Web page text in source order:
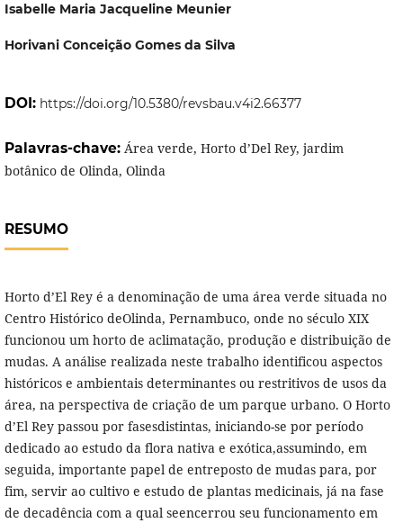
Isabelle Maria Jacqueline Meunier
Horivani Conceição Gomes da Silva
DOI: https://doi.org/10.5380/revsbau.v4i2.66377
Palavras-chave: Área verde, Horto d’Del Rey, jardim
botânico de Olinda, Olinda
RESUMO
Horto d’El Rey é a denominação de uma área verde situada no
Centro Histórico deOlinda, Pernambuco, onde no século XIX
funcionou um horto de aclimatação, produção e distribuição de
mudas. A análise realizada neste trabalho identificou aspectos
históricos e ambientais determinantes ou restritivos de usos da
área, na perspectiva de criação de um parque urbano. O Horto
d’El Rey passou por fasesdistintas, iniciando-se por período
dedicado ao estudo da flora nativa e exótica,assumindo, em
seguida, importante papel de entreposto de mudas para, por
fim, servir ao cultivo e estudo de plantas medicinais, já na fase
de decadência com a qual seencerrou seu funcionamento em